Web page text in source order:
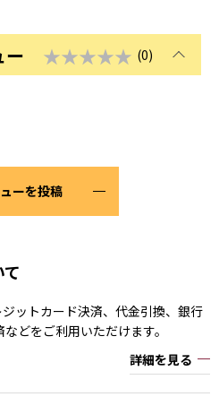
ー ★★★★★ (0)
ーを投稿
ットカード決済、代金引換、銀行
どをご利用いただけます。
詳細を見る